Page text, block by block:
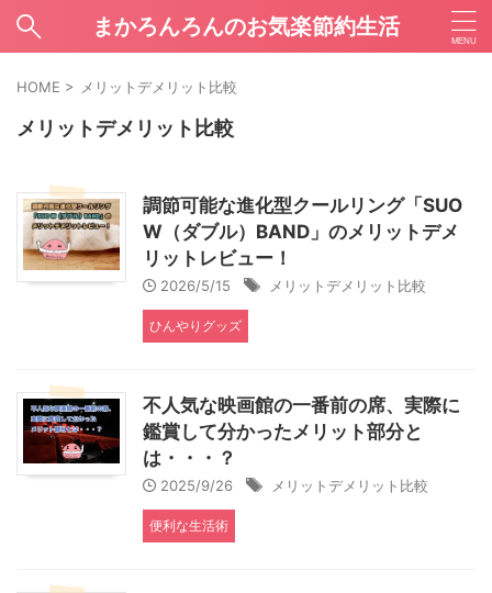
まかろんろんのお気楽節約生活
HOME > メリットデメリット比較
メリットデメリット比較
調節可能な進化型クールリング「SUO
W（ダブル）BAND」のメリットデメ
リットレビュー！
2026/5/15 メリットデメリット比較
ひんやりグッズ
不人気な映画館の一番前の席、実際に
鑑賞して分かったメリット部分と
は・・・？
2025/9/26 メリットデメリット比較
便利な生活術